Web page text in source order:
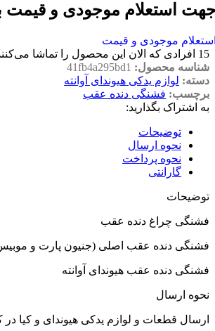
استعلام موجودی و قیمت
موجودی و قیمت
15 افرادی که الان این محصول را تماشا
شناسه محصول: 41fb4a295bd1
دسته: لوازم یدکی هیوندای آوانته
برچسب: فشنگی دنده عقب
به اشتراک بگذارید:
توضیحات
نحوه ارسال
نحوه پرداخت
گارانتی
توضیحات
فشنگی چراغ دنده عقب
فشنگی دنده عقب اصلی (جنیون پارت و
فشنگی دنده عقب هیوندای آوانته
نحوه ارسال
ارسال قطعات و لوازم یدکی هیوندای و کیا